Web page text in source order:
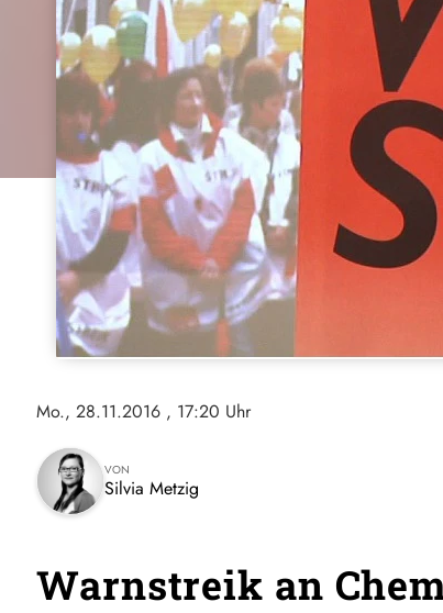
Mo., 28.11.2016 , 17:20 Uhr
VON
Silvia Metzig
Warnstreik an